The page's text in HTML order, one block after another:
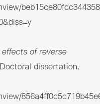
of reverse
dissertation,